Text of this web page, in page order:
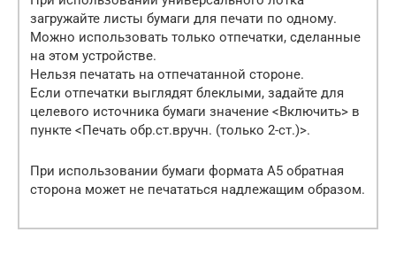
загружайте листы бумаги для печати по одному.
Можно использовать только отпечатки, сделанные
на этом устройстве.
Нельзя печатать на отпечатанной стороне.
Если отпечатки выглядят блеклыми, задайте для
целевого источника бумаги значение <Включить> в
пункте <Печать обр.ст.вручн. (только 2-ст.)>.
При использовании бумаги формата A5 обратная
сторона может не печататься надлежащим образом.